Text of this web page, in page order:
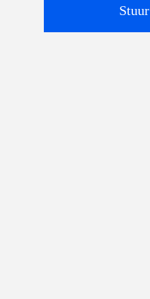
Stuur